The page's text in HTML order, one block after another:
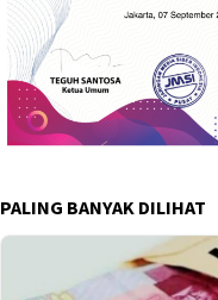
PALING BANYAK DILIHAT